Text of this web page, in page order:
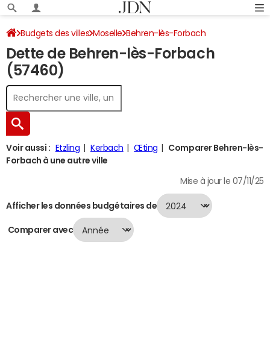
Budgets des villes Moselle Behren-lès-Forbach
Dette au 31/12/2024
Dette de Behren-lès-Forbach
(57460)
Voir aussi : Etzling Kerbach Œting
Comparer Behren-lès-
Forbach à une autre ville
Mise à jour le 07/11/25
Afficher les données budgétaires de
Comparer avec